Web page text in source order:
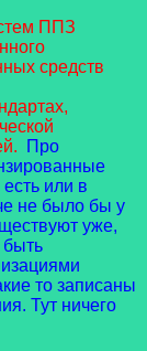
ППЗ
средств
Про
или в
не было бы у
уже,
то записаны
Тут ничего